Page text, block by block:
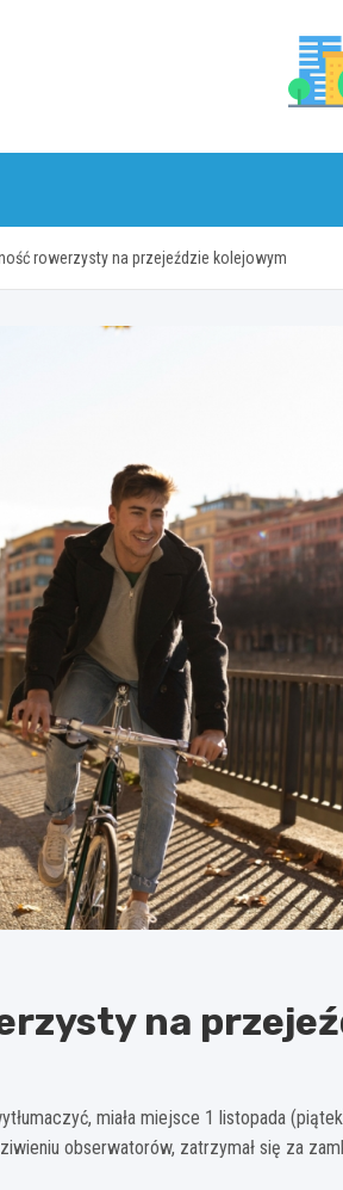
rowerzysty na przejeździe kolejowym
na
miała miejsce 1 listopada
obserwatorów, zatrzymał się za